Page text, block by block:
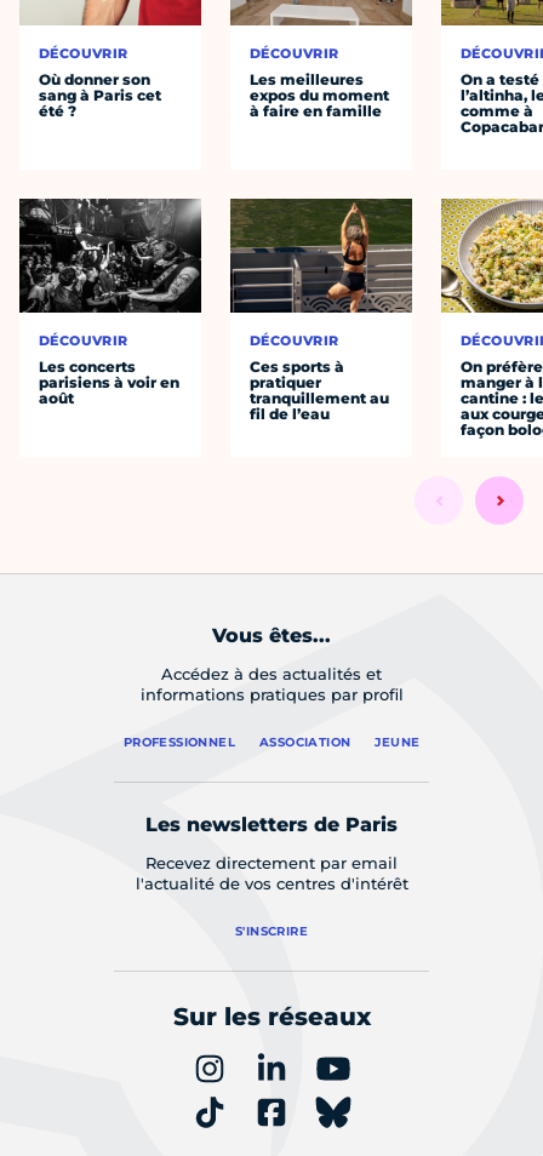
DÉCOUVRIR
Où donner son
sang à Paris cet
été ?
DÉCOUVRIR
Les concerts
parisiens à voir en
août
DÉCOUVRIR
Les meilleures
expos du moment
à faire en famille
DÉCOUVRIR
Ces sports à
pratiquer
tranquillement au
fil de l’eau
On a testé
l’altinha,
comme à
On préfère
manger à
cantine :
aux
façon
Vous êtes...
Accédez à des actualités et
informations pratiques par profil
PROFESSIONNEL ASSOCIATION JEUNE
Les newsletters de Paris
Recevez directement par email
l'actualité de vos centres d'intérêt
S'INSCRIRE
Sur les réseaux